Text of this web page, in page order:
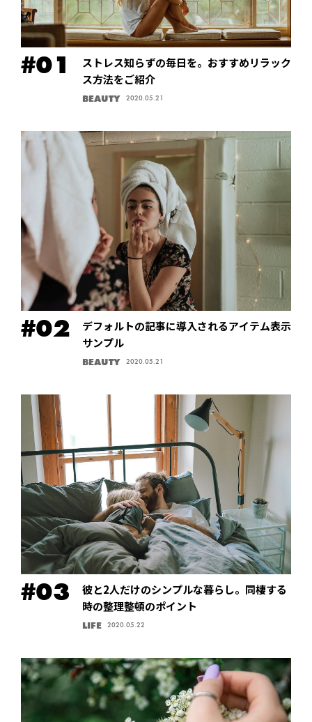
ストレス知らずの毎日を。おすすめリラック
ス方法をご紹介
BEAUTY 2020.05.21
デフォルトの記事に導入されるアイテム表示
サンプル
BEAUTY 2020.05.21
彼と2人だけのシンプルな暮らし。同棲する
時の整理整頓のポイント
LIFE 2020.05.22